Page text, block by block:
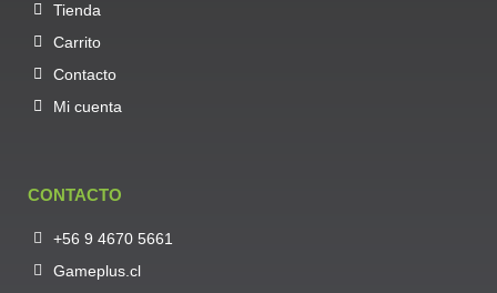
Tienda
Carrito
Contacto
Mi cuenta
CONTACTO
+56 9 4670 5661
Gameplus.cl